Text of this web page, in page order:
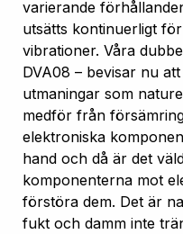
varierande
utsätts kontinuerligt
vibrationer. Våra
DVA08 – bevisar nu
utmaningar som
medför från
elektroniska
hand och då är det
komponenterna mot
förstöra dem. Det är
fukt och damm inte